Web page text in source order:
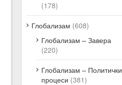
(178)
Глобализам (608)
Глобализам – Завера
(220)
Глобализам – Политички
процеси (381)